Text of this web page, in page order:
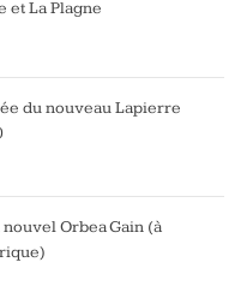
La Plagne
du nouveau Lapierre
Orbea Gain (à